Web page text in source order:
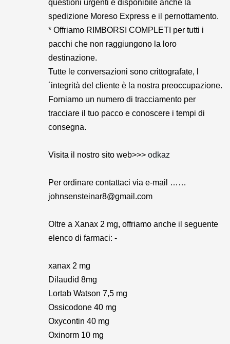
questioni urgenti è disponibile anche la
spedizione Moreso Express e il pernottamento.
* Offriamo RIMBORSI COMPLETI per tutti i
pacchi che non raggiungono la loro
destinazione.
Tutte le conversazioni sono crittografate, l
´integrità del cliente è la nostra preoccupazione.
Forniamo un numero di tracciamento per
tracciare il tuo pacco e conoscere i tempi di
consegna.
Visita il nostro sito web>>> odkaz
Per ordinare contattaci via e-mail ……
johnsensteinar8@gmail.com
Oltre a Xanax 2 mg, offriamo anche il seguente
elenco di farmaci: -
xanax 2 mg
Dilaudid 8mg
Lortab Watson 7,5 mg
Ossicodone 40 mg
Oxycontin 40 mg
Oxinorm 10 mg